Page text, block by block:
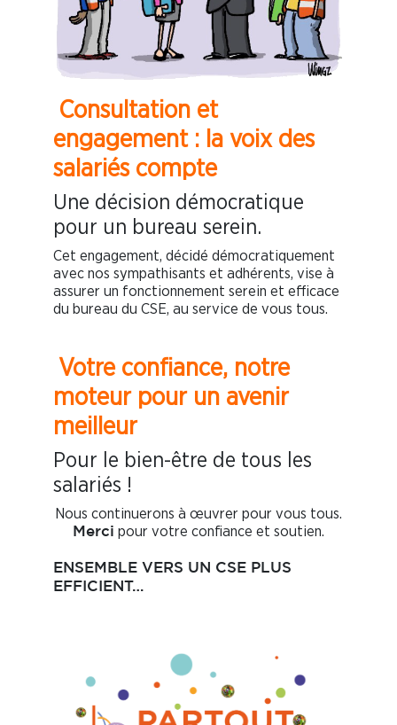
Consultation et
engagement : la voix des
salariés compte
Une décision démocratique
pour un bureau serein.
Cet engagement, décidé démocratiquement
avec nos sympathisants et adhérents, vise à
assurer un fonctionnement serein et efficace
du bureau du CSE, au service de vous tous.
Votre confiance, notre
moteur pour un avenir
meilleur
Pour le bien-être de tous les
salariés !
Nous continuerons à œuvrer pour vous tous.
Merci pour votre confiance et soutien.
ENSEMBLE VERS UN CSE PLUS
EFFICIENT…